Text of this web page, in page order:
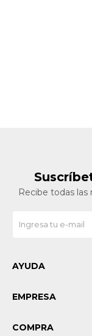
Recibe todas
AYUDA
EMPRESA
COMPRA